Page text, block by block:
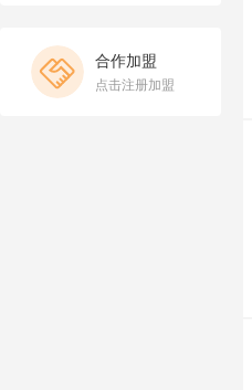
合作加盟
点击注册加盟